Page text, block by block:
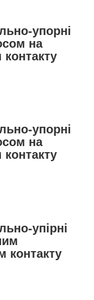
упорні
на
контакту
упорні
на
контакту
упірні
контакту